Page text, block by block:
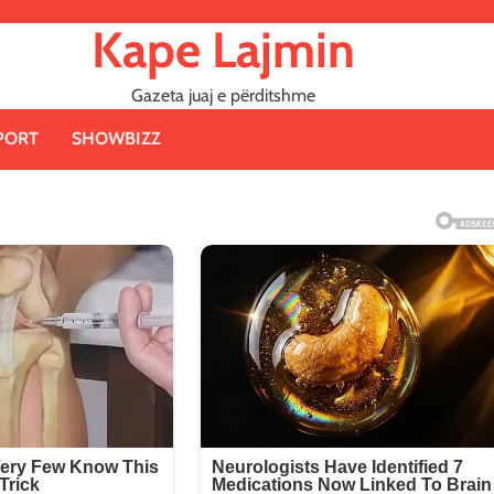
Kape Lajmin
Gazeta juaj e përditshme
SHOWBIZZ